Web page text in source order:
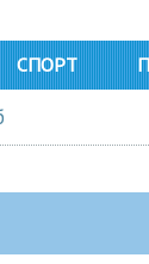
СПОРТ